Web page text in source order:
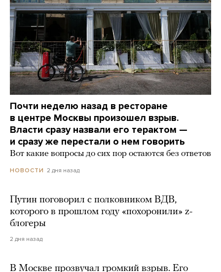
Почти неделю назад в ресторане
в центре Москвы произошел взрыв.
Власти сразу назвали его терактом —
и сразу же перестали о нем говорить
Вот какие вопросы до сих пор остаются без ответов
НОВОСТИ 2 дня назад
Путин поговорил с полковником ВДВ,
которого в прошлом году «похоронили» z-
блогеры
2 дня назад
В Москве прозвучал громкий взрыв. Его